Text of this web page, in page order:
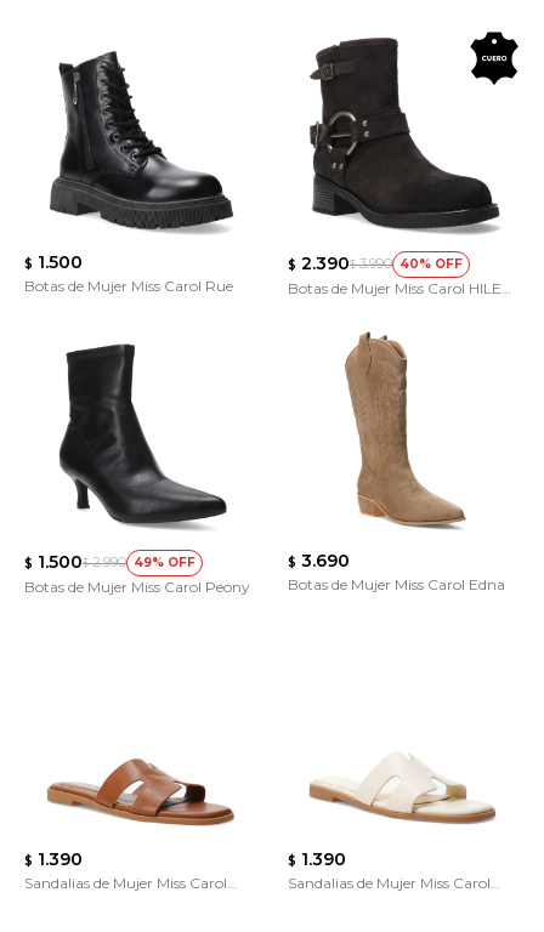
$ 1.500
Botas de Mujer Miss Carol Rue
$ 2.390$ 3.990 40
Botas de Mujer Miss Carol HILE
$ 1.500$ 2.990 49
Botas de Mujer Miss Carol Peony
$ 3.690
Botas de Mujer Miss Carol Edna
$ 1.390
Sandalias de Mujer Miss Carol
$ 1.390
Sandalias de Mujer Miss Carol